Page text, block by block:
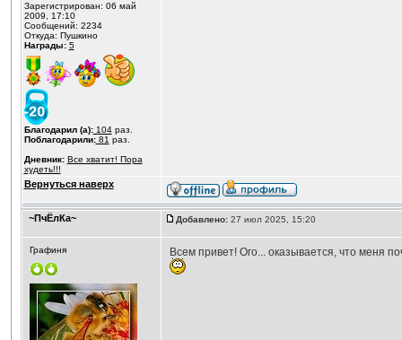
Зарегистрирован: 06 май
2009, 17:10
Сообщений: 2234
Откуда: Пушкино
Награды: 5
Благодарил (а):104раз.
Поблагодарили:81 раз.
Дневник: Все хватит! Пора
худеть!!!
Вернуться наверх
~ПчЁлКа~ Добавлено:27 июл 2025, 15:20
Графиня Всем привет! Ого... оказывается, что меня